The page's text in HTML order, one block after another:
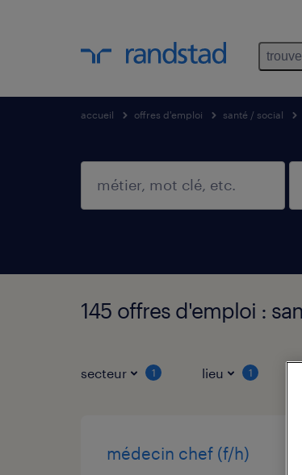
accueil offres d'emploi santé / social
145 offres d'emploi :
secteur 1 lieu 1
médecin chef (f/h)